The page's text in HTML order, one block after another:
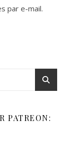
par e-mail.
PATREON: